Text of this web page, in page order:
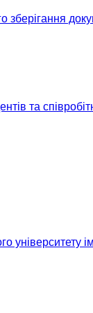
зберігання
та